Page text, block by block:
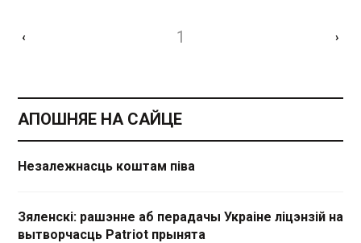
‹ 1 ›
АПОШНЯЕ НА САЙЦЕ
Незалежнасць коштам піва
Зяленскі: рашэнне аб перадачы Украіне ліцэнзій на
вытворчасць Patriot прынята